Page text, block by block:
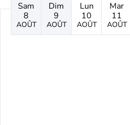
Sam
8
AOÛT
Dim
9
AOÛT
Lun
10
AOÛT
Mar
11
AOÛT